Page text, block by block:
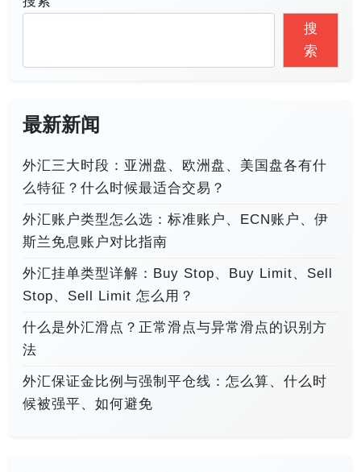
搜
索
最新新闻
外汇三大时段：亚洲盘、欧洲盘、美国盘各有什
么特征？什么时候最适合交易？
外汇账户类型怎么选：标准账户、ECN账户、伊
斯兰免息账户对比指南
外汇挂单类型详解：Buy Stop、Buy Limit、Sell
Stop、Sell Limit 怎么用？
什么是外汇滑点？正常滑点与异常滑点的识别方
法
外汇保证金比例与强制平仓线：怎么算、什么时
候被强平、如何避免